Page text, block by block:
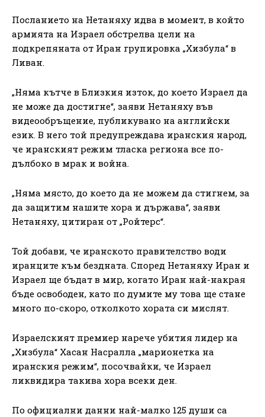
Посланието на Нетаняху идва в момент, в който
армията на Израел обстрелва цели на
подкрепяната от Иран групировка „Хизбула“ в
Ливан.
„Няма кътче в Близкия изток, до което Израел да
не може да достигне“, заяви Нетаняху във
видеообръщение, публикувано на английски
език. В него той предупреждава иранския народ,
че иранският режим тласка региона все по-
дълбоко в мрак и война.
„Няма място, до което да не можем да стигнем, за
да защитим нашите хора и държава“, заяви
Нетаняху, цитиран от „Ройтерс“.
Той добави, че иранското правителство води
иранците към бездната. Според Нетаняху Иран и
Израел ще бъдат в мир, когато Иран най-накрая
бъде освободен, като по думите му това ще стане
много по-скоро, отколкото хората си мислят.
Израелският премиер нарече убития лидер на
„Хизбула“ Хасан Насралла „марионетка на
иранския режим“, посочвайки, че Израел
ликвидира такива хора всеки ден.
По официални данни най-малко 125 души са